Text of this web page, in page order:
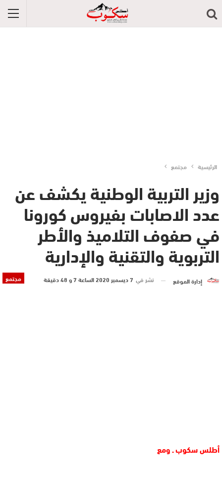
الرئيسية مجتمع
وزير التربية الوطنية يكشف عن
عدد الاصابات بفيروس كورونا
في صفوف التلاميذ والأطر
التربوية والتقنية والإدارية
مجتمع إدارة الموقع نشر في 7 ديسمبر 2020 الساعة 7 و 48 دقيقة
أطلس سكوب ـ ومع